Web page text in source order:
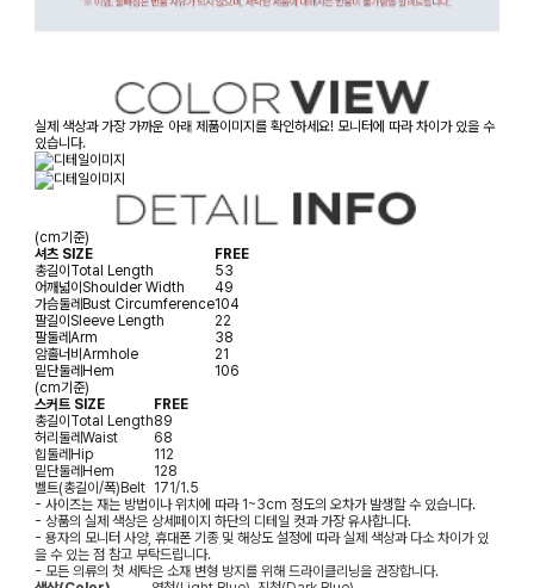
실제 색상과 가장 가까운 아래 제품이미지를 확인하세요! 모니터에 따라 차이가 있을 수
있습니다.
(cm기준)
셔츠 SIZE
FREE
총길이 Total Length
53
어깨넓이 Shoulder Width
49
가슴둘레 Bust Circumference104
팔길이 Sleeve Length
22
팔둘레 Arm
38
암홀너비 Armhole
21
밑단둘레 Hem
106
(cm기준)
스커트 SIZE
FREE
총길이 Total Length89
허리둘레 Waist
68
힙둘레 Hip
112
밑단둘레 Hem
128
벨트(총길이/폭) Belt 171/1.5
- 사이즈는 재는 방법이나 위치에 따라 1~3cm 정도의 오차가 발생할 수 있습니다.
- 상품의 실제 색상은 상세페이지 하단의 디테일 컷과 가장 유사합니다.
- 용자의 모니터 사양, 휴대폰 기종 및 해상도 설정에 따라 실제 색상과 다소 차이가 있
을 수 있는 점 참고 부탁드립니다.
- 모든 의류의 첫 세탁은 소재 변형 방지를 위해 드라이클리닝을 권장합니다.